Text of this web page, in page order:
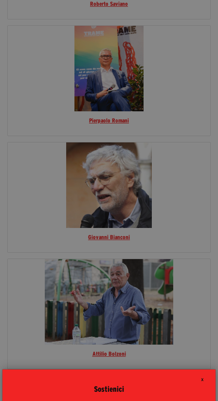
X
Sostienici
Roberto Saviano
Pierpaolo Romani
Giovanni Bianconi
Attilio Bolzoni